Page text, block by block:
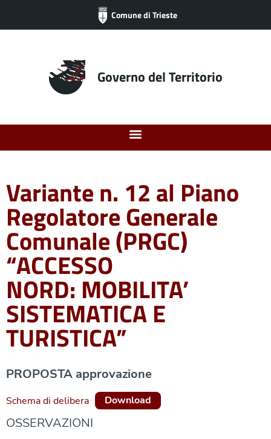
Comune di Trieste
Governo del Territorio
Variante n. 12 al Piano
Regolatore Generale
Comunale (PRGC)
“ACCESSO
NORD: MOBILITA’
SISTEMATICA E
TURISTICA”
PROPOSTA approvazione
Schema di delibera Download
OSSERVAZIONI